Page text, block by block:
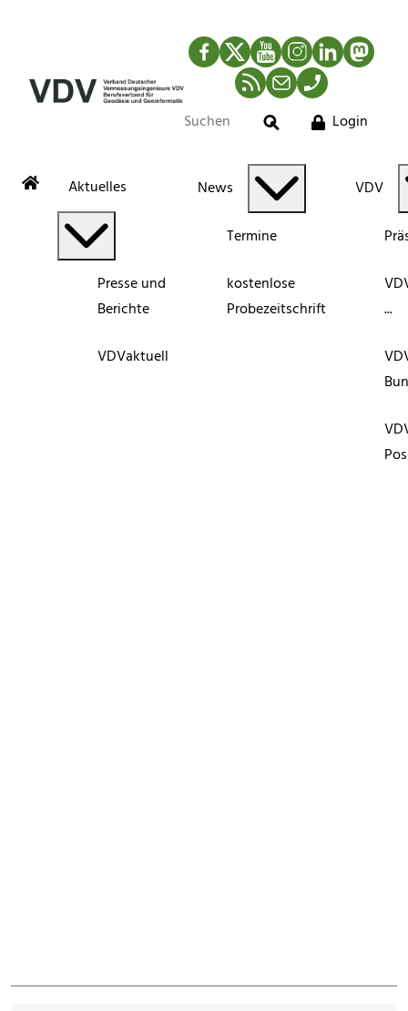
Facebook
TwitterYouTubeInstagram
LinkedIn
RSS-Newsfeed
MailTelefon
Suche
Login
Aktuelles
Presse und
Berichte
VDVaktuell
News
Termine
kostenlose
Probezeitschrift
VDV
...